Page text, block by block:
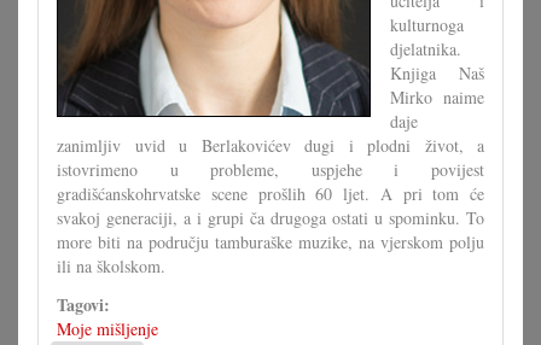
kulturnoga
djelatnika.
Knjiga Naš
Mirko naime
daje
zanimljiv uvid u Berlakovićev dugi i plodni život, a
istovrimeno u probleme, uspjehe i povijest
gradišćanskohrvatske scene prošlih 60 ljet. A pri tom će
svakoj generaciji, a i grupi ča drugoga ostati u spominku. To
more biti na području tamburaške muzike, na vjerskom polju
ili na školskom.
Tagovi:
Moje mišljenje